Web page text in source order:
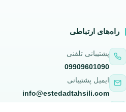
راه‌های ارتباطی
پشتیبانی تلفنی
09909601090
ایمیل پشتیبانی
info@estedadtahsili.com